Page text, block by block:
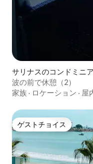
サリナスのコンドミニ
波の前で休憩（2）
家族 · ロケーション · 屋
ゲストチョイス
ゲストチョイス